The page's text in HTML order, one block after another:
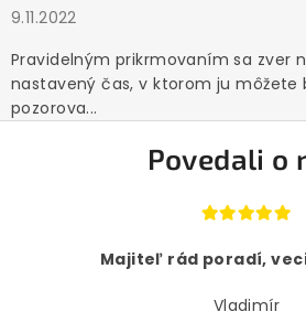
9.11.2022
Pravidelným prikrmovaním sa zver
nastavený čas, v ktorom ju môžete
pozorova...
Povedali o
Majiteľ rád poradí,
Vladimír